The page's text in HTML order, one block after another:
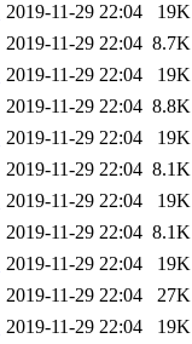
2019-11-29 22:04
19K
2019-11-29 22:04 8.7K
2019-11-29 22:04
19K
2019-11-29 22:04 8.8K
2019-11-29 22:04
19K
2019-11-29 22:04 8.1K
2019-11-29 22:04
19K
2019-11-29 22:04 8.1K
2019-11-29 22:04
19K
2019-11-29 22:04
27K
2019-11-29 22:04
19K